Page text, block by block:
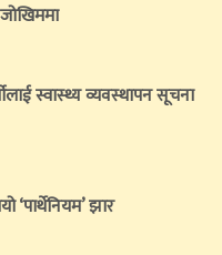
स्वास्थ्य व्यवस्थापन सूचना
‘पार्थेनियम’ झार